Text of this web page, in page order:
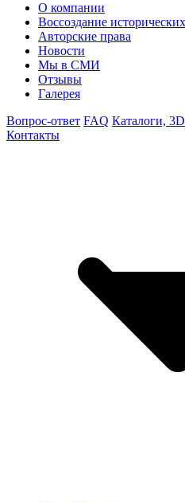
О компании
Воссоздание
Авторские права
Новости
Мы в СМИ
Отзывы
Галерея
Вопрос-ответ FAQ Каталоги, 3D
Контакты